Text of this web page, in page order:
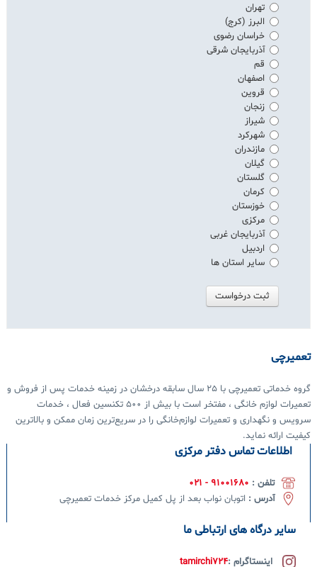
تهران
البرز (کرج)
خراسان رضوی
آذربایجان شرقی
قم
اصفهان
قروین
زنجان
شیراز
شهرکرد
مازندران
گیلان
گلستان
کرمان
خوزستان
مرکزی
آذربایجان غربی
اردبیل
سایر استان ها
ثبت درخواست
تعمیرچی
گروه خدماتی تعمیرچی با 25 سال سابقه درخشان در زمینه خدمات پس از فروش و
تعمیرات لوازم خانگی ، مفتخر است با بیش از 500 تکنسین فعال ، خدمات
سرویس و نگهداری و تعمیرات لوازم‌خانگی را در سریع‌ترین زمان ممکن و بالاترین
کیفیت ارائه نماید.
اطلاعات تماس دفتر مرکزی
تلفن : 91001680 - 021
آدرس : اتوبان نواب بعد از پل کمیل مرکز خدمات تعمیرچی
سایر درگاه های ارتباطی ما
اینستاگرام :tamirchi724